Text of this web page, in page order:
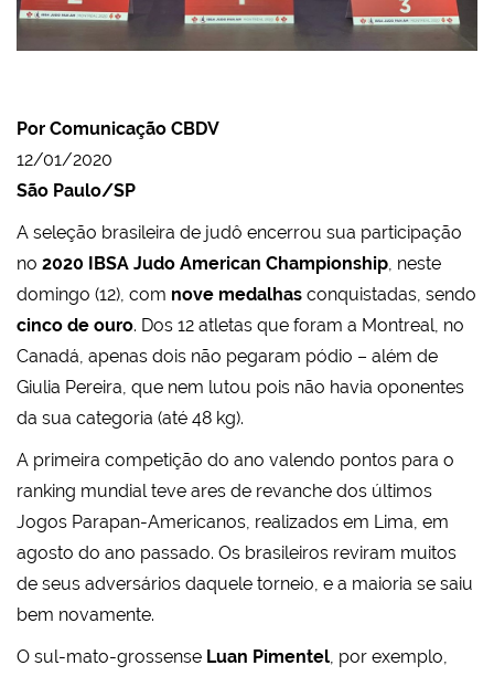
Por Comunicação CBDV
12/01/2020
São Paulo/SP
A seleção brasileira de judô encerrou sua participação
no 2020 IBSA Judo American Championship, neste
domingo (12), com nove medalhas conquistadas, sendo
cinco de ouro. Dos 12 atletas que foram a Montreal, no
Canadá, apenas dois não pegaram pódio – além de
Giulia Pereira, que nem lutou pois não havia oponentes
da sua categoria (até 48 kg).
A primeira competição do ano valendo pontos para o
ranking mundial teve ares de revanche dos últimos
Jogos Parapan-Americanos, realizados em Lima, em
agosto do ano passado. Os brasileiros reviram muitos
de seus adversários daquele torneio, e a maioria se saiu
bem novamente.
O sul-mato-grossense Luan Pimentel, por exemplo,